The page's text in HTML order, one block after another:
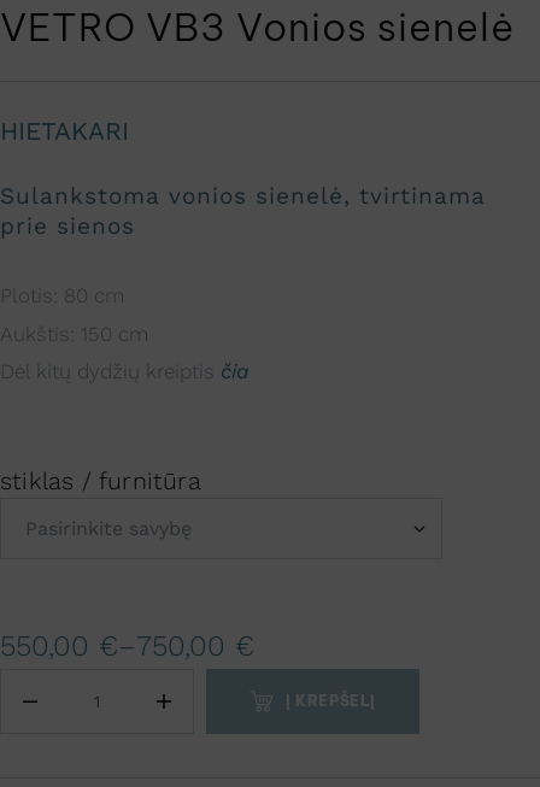
VETRO VB3 Vonios sienelė
HIETAKARI
Sulankstoma vonios sienelė, tvirtinama
prie sienos
Plotis: 80 cm
Aukštis: 150 cm
Dėl kitų dydžių kreiptis čia
stiklas / furnitūra
550,00 €–750,00 €
Į KREPŠELĮ
l